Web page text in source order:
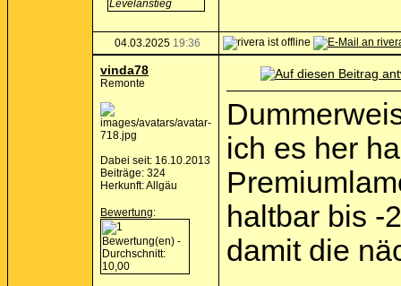
04.03.2025 19:36
vinda78
Remonte
Dabei seit: 16.10.2013
Beiträge: 324
Herkunft: Allgäu
Bewertung:
ich es her
haltbar bis -
damit die